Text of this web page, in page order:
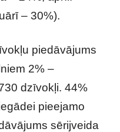
– 30%).
piedāvājums
2% –
dzīvokļi. 44%
pieejamo
sērijveida